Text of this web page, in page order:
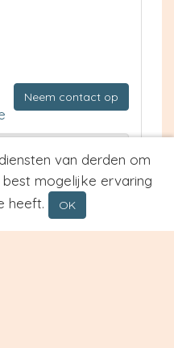
Neem contact op
van derden om
mogelijke ervaring
heeft.
OK